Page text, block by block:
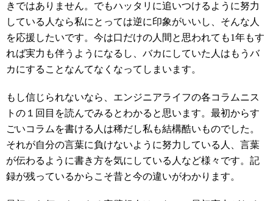
きではありません。でもハッタリに追いつけるように努力
している人なら私にとっては逆に印象がいいし、そんな人
を応援したいです。今は口だけの人間と思われても1年もす
れば実力も伴うようになるし、バカにしていた人はもうバ
カにすることなんてなくなってしまいます。
もし信じられないなら、エンジニアライフの各コラムニス
トの１回目を読んでみるとわかると思います。最初からす
ごいコラムを書ける人は稀だし私も結構酷いものでした。
それが自分の言葉に負けないように努力している人、言葉
が伝わるように書き方を気にしている人など様々です。記
録が残っているからこそ昔と今の違いがわかります。